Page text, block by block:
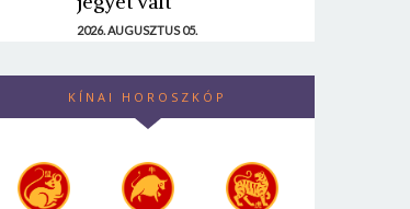
2026. AUGUSZTUS 05.
KÍNAI HOROSZKÓP